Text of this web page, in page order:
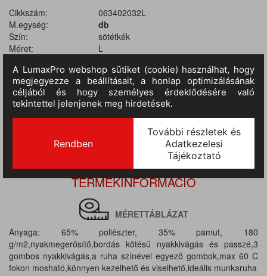
Cikkszám:
063402032L
M.egység:
db
Szín:
sötétkék
Méret:
L
Tulajdonságok:
Galléros, Gombos, 180 gr/m2, Rövid ujjú
II.RAKTÁRON
(szállítási idő 3-7 nap) :
432 db
TERMÉKINFORMÁCIÓ
MÉRETTÁBLÁZAT
Anyaga: 65% poliészter, 35% pamut, 180
g/m2,nyakmegerősítő,bordás kötésű nyakkivágás és passzé,3
gombos nyakkivágás,a ruha színével egyező gombok,max 60 C
fokon mosható,könnyen kezelhető és viselhető,ideális munkaruha